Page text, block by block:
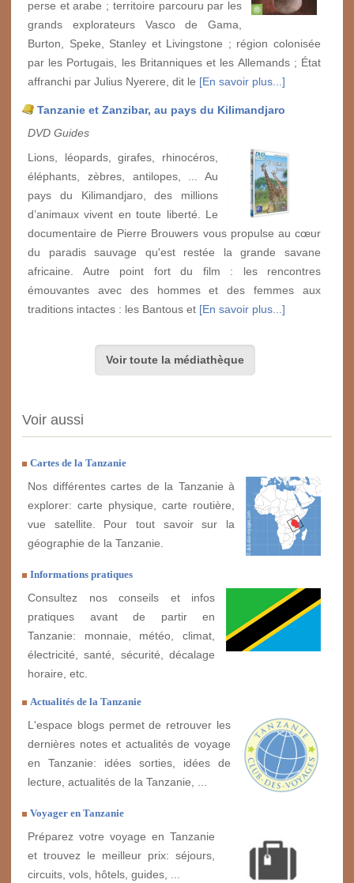
perse et arabe ; territoire parcouru par les
grands explorateurs Vasco de Gama,
Burton, Speke, Stanley et Livingstone ; région colonisée
par les Portugais, les Britanniques et les Allemands ; État
affranchi par Julius Nyerere, dit le [En savoir plus...]
Tanzanie et Zanzibar, au pays du Kilimandjaro
DVD Guides
Lions, léopards, girafes, rhinocéros,
éléphants, zèbres, antilopes, ... Au
pays du Kilimandjaro, des millions
d’animaux vivent en toute liberté. Le
documentaire de Pierre Brouwers vous propulse au cœur
du paradis sauvage qu'est restée la grande savane
africaine. Autre point fort du film : les rencontres
émouvantes avec des hommes et des femmes aux
traditions intactes : les Bantous et [En savoir plus...]
Voir toute la médiathèque
Voir aussi
Cartes de la Tanzanie
Nos différentes cartes de la Tanzanie à
explorer: carte physique, carte routière,
vue satellite. Pour tout savoir sur la
géographie de la Tanzanie.
Informations pratiques
Consultez nos conseils et infos
pratiques avant de partir en
Tanzanie: monnaie, météo, climat,
électricité, santé, sécurité, décalage
horaire, etc.
Actualités de la Tanzanie
L'espace blogs permet de retrouver les
dernières notes et actualités de voyage
en Tanzanie: idées sorties, idées de
lecture, actualités de la Tanzanie, ...
Voyager en Tanzanie
Préparez votre voyage en Tanzanie
et trouvez le meilleur prix: séjours,
circuits, vols, hôtels, guides, ...